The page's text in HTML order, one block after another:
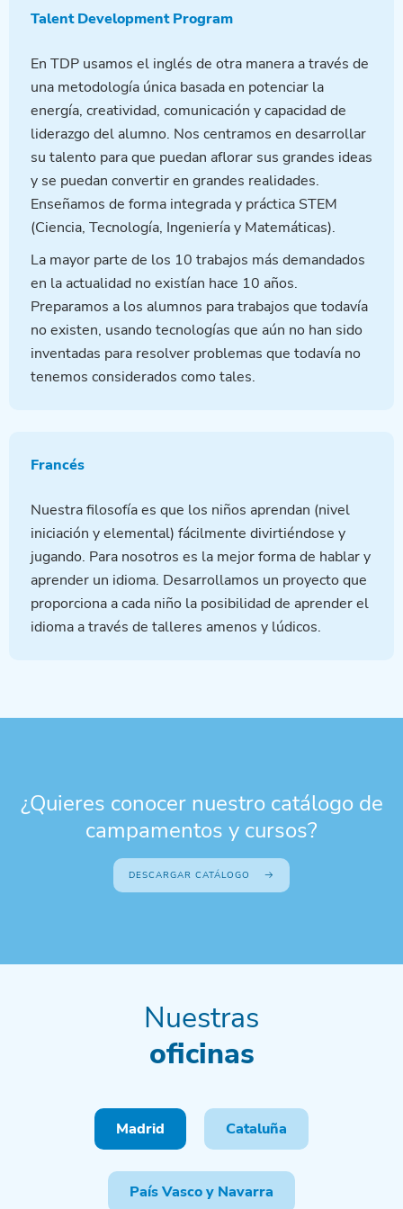
Talent Development Program
En TDP usamos el inglés de otra manera a través de
una metodología única basada en potenciar la
energía, creatividad, comunicación y capacidad de
liderazgo del alumno. Nos centramos en desarrollar
su talento para que puedan aflorar sus grandes ideas
y se puedan convertir en grandes realidades.
Enseñamos de forma integrada y práctica STEM
(Ciencia, Tecnología, Ingeniería y Matemáticas).
La mayor parte de los 10 trabajos más demandados
en la actualidad no existían hace 10 años.
Preparamos a los alumnos para trabajos que todavía
no existen, usando tecnologías que aún no han sido
inventadas para resolver problemas que todavía no
tenemos considerados como tales.
Francés
Nuestra filosofía es que los niños aprendan (nivel
iniciación y elemental) fácilmente divirtiéndose y
jugando. Para nosotros es la mejor forma de hablar y
aprender un idioma. Desarrollamos un proyecto que
proporciona a cada niño la posibilidad de aprender el
idioma a través de talleres amenos y lúdicos.
¿Quieres conocer nuestro catálogo de
campamentos y cursos?
DESCARGAR CATÁLOGO
Nuestras
oficinas
Madrid Cataluña
País Vasco y Navarra